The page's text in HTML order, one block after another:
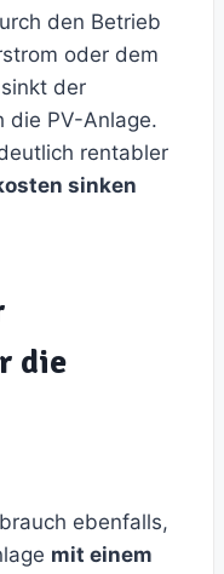
den Betrieb
oder dem
der
die PV-Anlage.
rentabler
sinken
die
ebenfalls,
mit einem